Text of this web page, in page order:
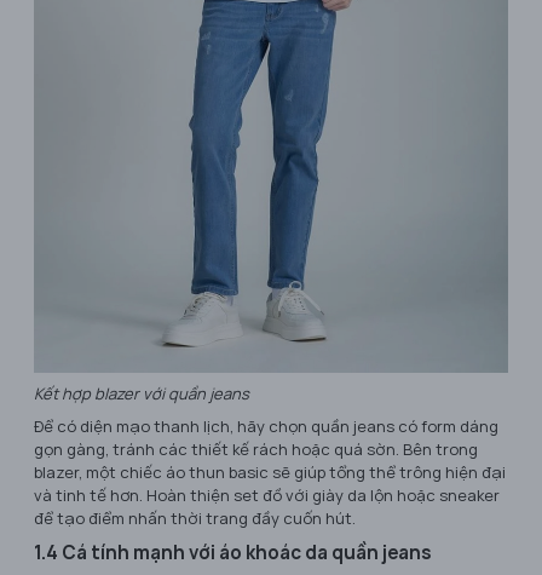
Kết hợp blazer với quần jeans
Để có diện mạo thanh lịch, hãy chọn quần jeans có form dáng
gọn gàng, tránh các thiết kế rách hoặc quá sờn. Bên trong
blazer, một chiếc áo thun basic sẽ giúp tổng thể trông hiện đại
và tinh tế hơn. Hoàn thiện set đồ với giày da lộn hoặc sneaker
để tạo điểm nhấn thời trang đầy cuốn hút.
1.4 Cá tính mạnh với áo khoác da quần jeans